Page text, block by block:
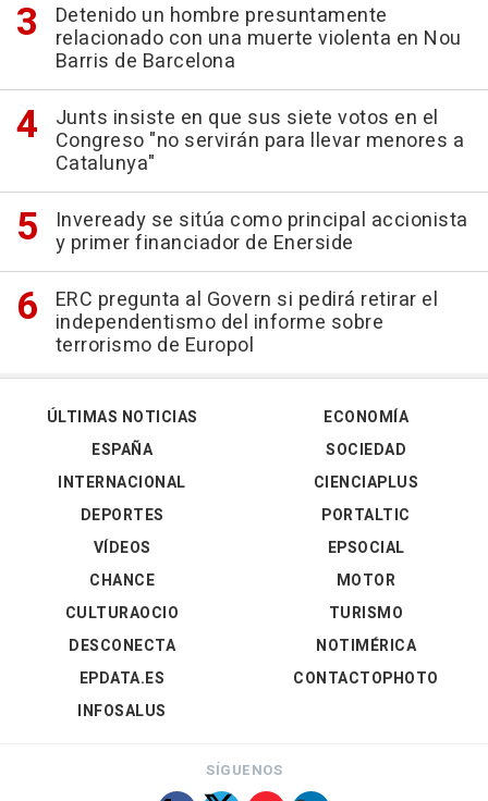
Detenido un hombre presuntamente
relacionado con una muerte violenta en Nou
Barris de Barcelona
Junts insiste en que sus siete votos en el
Congreso "no servirán para llevar menores a
Catalunya"
Inveready se sitúa como principal accionista
y primer financiador de Enerside
ERC pregunta al Govern si pedirá retirar el
independentismo del informe sobre
terrorismo de Europol
ÚLTIMAS NOTICIAS
ESPAÑA
INTERNACIONAL
DEPORTES
VÍDEOS
ECONOMÍA
SOCIEDAD
CIENCIAPLUS
PORTALTIC
EPSOCIAL
CHANCE
CULTURAOCIO
DESCONECTA
EPDATA.ES
INFOSALUS
MOTOR
TURISMO
NOTIMÉRICA
CONTACTOPHOTO
SÍGUENOS